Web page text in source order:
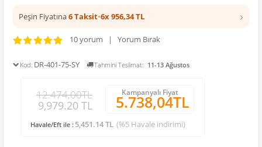
Peşin Fiyatına6 Taksit•6x 956,34 TL ›
10 yorum | Yorum Bırak
Kod: DR-401-75-SY Tahmini Teslimat: 11-13 Ağustos
12.474,00TL
9,979.20 TL
Kampanyalı Fiyat
5.738,04TL
Havale/Eft ile : 5,451.14 TL (%5 Havale indirimi)